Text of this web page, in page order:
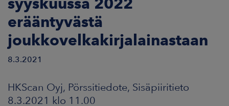
erääntyvästä
joukkovelkakirjalainastaan
8.3.2021
HKScan Oyj, Pörssitiedote, Sisäpiiritieto
8.3.2021 klo 11.00